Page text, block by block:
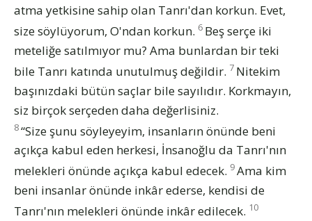
atma yetkisine sahip olan Tanrı'dan korkun. Evet,
size söylüyorum, O'ndan korkun. 6 Beş serçe iki
meteliğe satılmıyor mu? Ama bunlardan bir teki
bile Tanrı katında unutulmuş değildir. 7 Nitekim
başınızdaki bütün saçlar bile sayılıdır. Korkmayın,
siz birçok serçeden daha değerlisiniz.
8“Size şunu söyleyeyim, insanların önünde beni
açıkça kabul eden herkesi, İnsanoğlu da Tanrı'nın
melekleri önünde açıkça kabul edecek. 9Ama kim
beni insanlar önünde inkâr ederse, kendisi de
Tanrı'nın melekleri önünde inkâr edilecek. 10